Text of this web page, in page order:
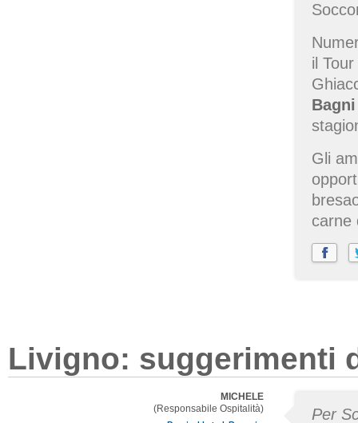
il
Gli
carne
Livigno: suggerimenti
MICHELE
(Responsabile Ospitalità)
Per